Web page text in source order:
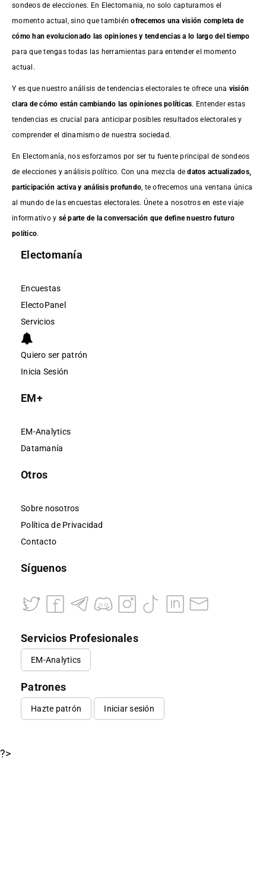
sondeos de elecciones. En Electomania, no solo capturamos el
momento actual, sino que tambiénofrecemos una visión completa de
cómo han evolucionado las opiniones y tendencias a lo largo del tiempo
para que tengas todas las herramientas para entender el momento
actual.
Y es que nuestro análisis de tendencias electorales te ofrece una visión
clara de cómo están cambiando las opiniones políticas. Entender estas
tendencias es crucial para anticipar posibles resultados electorales y
comprender el dinamismo de nuestra sociedad.
En Electomanía, nos esforzamos por ser tu fuente principal de sondeos
de elecciones y análisis político. Con una mezcla dedatos actualizados,
participación activa y análisis profundo , te ofrecemos una ventana única
al mundo de las encuestas electorales. Únete a nosotros en este viaje
informativo y sé parte de la conversación que define nuestro futuro
político.
Electomanía
Encuestas
ElectoPanel
Servicios
Quiero ser patrón
Inicia Sesión
EM+
EM-Analytics
Datamanía
Otros
Sobre nosotros
Política de Privacidad
Contacto
Síguenos
Servicios Profesionales
EM-Analytics
Patrones
Hazte patrón Iniciar sesión
?>